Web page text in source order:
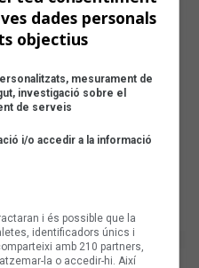
dades personals
objectius
mesurament de
investigació sobre el
de serveis
i/o accedir a la informació
i és possible que la
identificadors únics i
amb 210 partners,
la o accedir-hi. Així